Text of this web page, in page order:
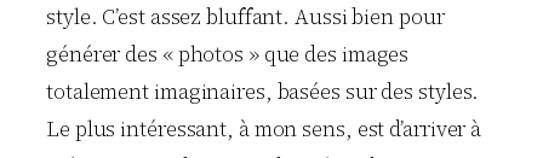
style. C’est assez bluffant. Aussi bien pour
générer des « photos » que des images
totalement imaginaires, basées sur des styles.
Le plus intéressant, à mon sens, est d’arriver à